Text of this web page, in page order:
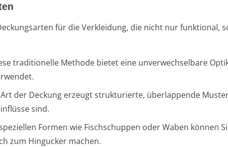
für die Verkleidung, die nicht nur funktional,
traditionelle Methode bietet eine unverwechselbare
Art der Deckung erzeugt strukturierte, überlappende
sind.
Formen wie Fischschuppen oder Waben können
zum Hingucker machen.